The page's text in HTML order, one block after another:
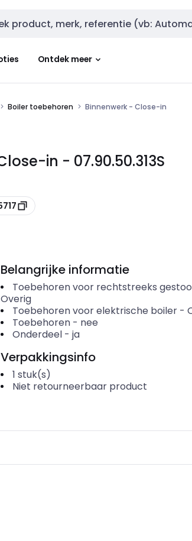
invoer
Ontdek meer
Boiler toebehoren Binnenwerk - Close-in
in - 07.90.50.313S
Belangrijke informatie
Toebehoren voor rechtstreeks
Overig
Toebehoren voor elektrische boiler-
Toebehoren- nee
Onderdeel- ja
Verpakkingsinfo
1 stuk(s)
Niet retourneerbaar product